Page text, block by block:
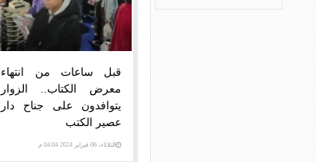
قبل ساعات من انتهاء
معرض الكتاب.. الزوار
يتوافدون على جناح دار
عصير الكتب
الثلاثاء، 06 فبراير 2024 04:04 م